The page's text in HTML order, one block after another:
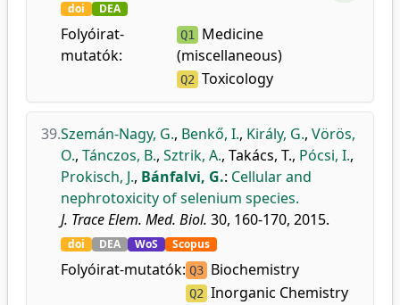
doi DEA
Folyóirat-
mutatók:
Q1
Medicine
(miscellaneous)
Q2 Toxicology
39.Szemán-Nagy, G., Benkő, I., Király, G., Vörös,
O., Tánczos, B., Sztrik, A., Takács, T., Pócsi, I.,
Prokisch, J., Bánfalvi, G.: Cellular and
nephrotoxicity of selenium species.
J. Trace Elem. Med. Biol. 30, 160-170, 2015.
doi DEA WoS Scopus
Folyóirat-mutatók: Q3 Biochemistry
Q2 Inorganic Chemistry